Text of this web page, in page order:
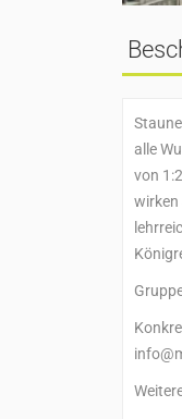
alle
von
wirken